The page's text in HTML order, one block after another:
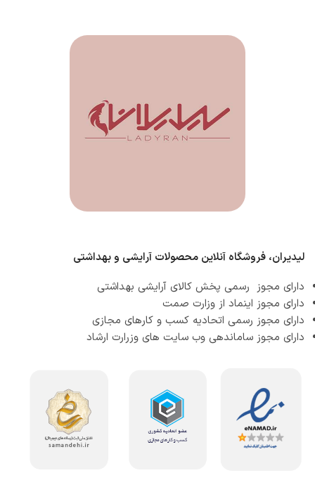
لیدیران، فروشگاه آنلاین محصولات آرایشی و بهداشتی
دارای مجوز رسمی پخش کالای آرایشی بهداشتی
دارای مجوز اینماد از وزارت صمت
دارای مجوز رسمی اتحادیه کسب و کارهای مجازی
دارای مجوز ساماندهی وب سایت های وزرارت ارشاد